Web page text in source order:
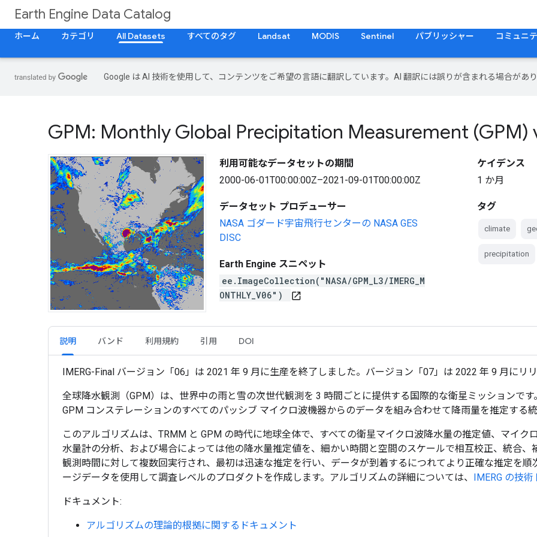
Earth Engine Data Catalog
ホーム カテゴリ All Datasets すべてのタグ Landsat MODIS Sentinel パブリッシャー コミュニ
Google は AI 技術を使用して、コンテンツをご希望の言語に翻訳しています。AI 翻訳には誤りが含まれる場合があ
GPM: Monthly Global Precipitation Measurement (GPM)
利用可能なデータセットの期間
2000-06-01T00:00:00Z–2021-09-01T00:00:00Z
データセット プロデューサー
NASA ゴダード宇宙飛行センターの NASA GES
DISC
Earth Engine スニペット
ee.ImageCollection("NASA/GPM_L3/IMERG_M
ONTHLY_V06")
open_in_new
ケイデンス
1 か月
タグ
climate
precipitation
説明 バンド 利用規約 引用 DOI
IMERG-Final バージョン「06」は 2021 年 9 月に生産を終了しました。バージョン「07」は 2022 年 9 月にリ
全球降水観測（GPM）は、世界中の雨と雪の次世代観測を 3 時間ごとに提供する国際的な衛星ミッションで
GPM コンステレーションのすべてのパッシブ マイクロ波機器からのデータを組み合わせて降雨量を推定する
このアルゴリズムは、TRMM と GPM の時代に地球全体で、すべての衛星マイクロ波降水量の推定値、マイ
水量計の分析、および場合によっては他の降水量推定値を、細かい時間と空間のスケールで相互校正、統合
観測時間に対して複数回実行され、最初は迅速な推定を行い、データが到着するにつれてより正確な推定を
ージデータを使用して調査レベルのプロダクトを作成します。アルゴリズムの詳細については、 IMERG の技
ドキュメント:
アルゴリズムの理論的根拠に関するドキュメント